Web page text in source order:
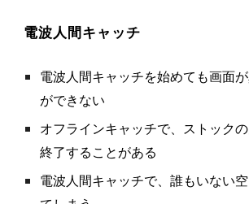
電波人間キャッチ
電波人間キャッチを始めても画面
ができない
オフラインキャッチで、ストック
終了することがある
電波人間キャッチで、誰もいない